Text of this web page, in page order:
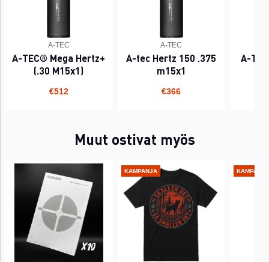
A-TEC
A-TEC® Mega Hertz+
(.30 M15x1)
€512
A-TEC
A-tec Hertz 150 .375
m15x1
€366
A-
Muut ostivat myös
KAMPANJA